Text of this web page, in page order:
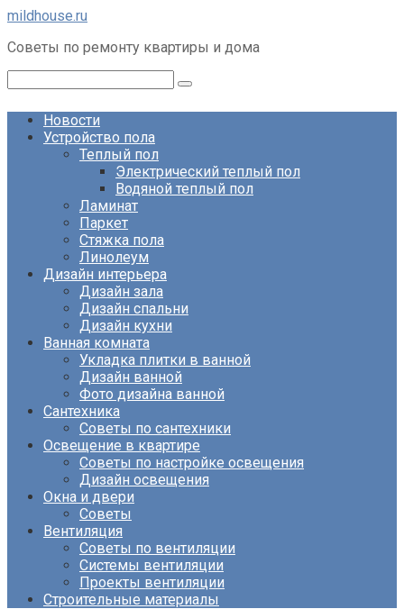
Перейти
контенту
mildhouse.ru
Советы по ремонту квартиры и дома
Новости
Устройство пола
Теплый пол
Электрический теплый пол
Водяной теплый пол
Ламинат
Паркет
Стяжка пола
Линолеум
Дизайн интерьера
Дизайн зала
Дизайн спальни
Дизайн кухни
Ванная комната
Укладка плитки в ванной
Дизайн ванной
Фото дизайна ванной
Сантехника
Советы по сантехники
Освещение в квартире
Советы по настройке освещения
Дизайн освещения
Окна и двери
Советы
Вентиляция
Советы по вентиляции
Системы вентиляции
Проекты вентиляции
Строительные материалы